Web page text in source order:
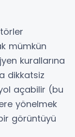
mümkün
kurallarına
dikkatsiz
açabilir (bu
yönelmek
görüntüyü